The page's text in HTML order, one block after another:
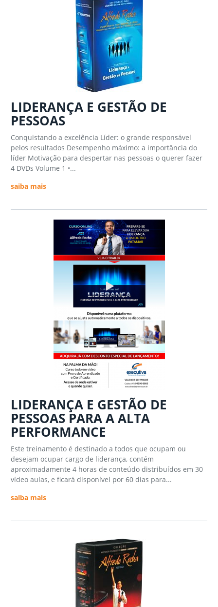
LIDERANÇA E GESTÃO DE
PESSOAS
Conquistando a excelência Líder: o grande responsável
pelos resultados Desempenho máximo: a importância do
líder Motivação para despertar nas pessoas o querer fazer
4 DVDs Volume 1 •...
saiba mais
LIDERANÇA E GESTÃO DE
PESSOAS PARA A ALTA
PERFORMANCE
Este treinamento é destinado a todos que ocupam ou
desejam ocupar cargo de liderança, contém
aproximadamente 4 horas de conteúdo distribuídos em 30
vídeo aulas, e ficará disponível por 60 dias para...
saiba mais